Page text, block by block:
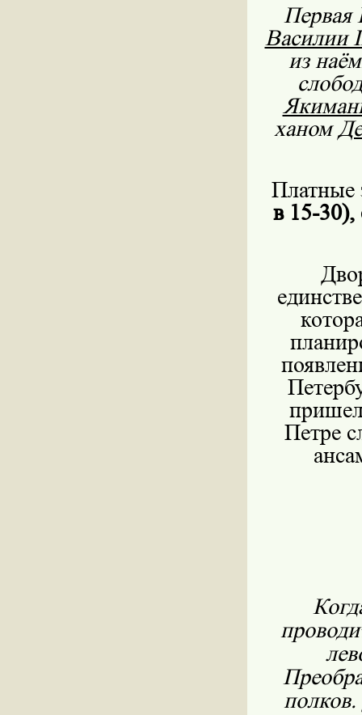
Первая
Василии
из
ханом
Платные
в 15-30),
Петре
полков.